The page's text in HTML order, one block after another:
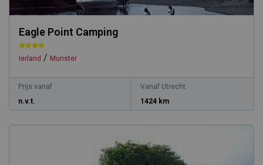
Eagle Point Camping
Ierland / Munster
Prijs vanaf
n.v.t.
Vanaf Utrecht
1424 km